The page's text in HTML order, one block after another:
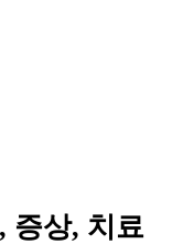
증상, 치료